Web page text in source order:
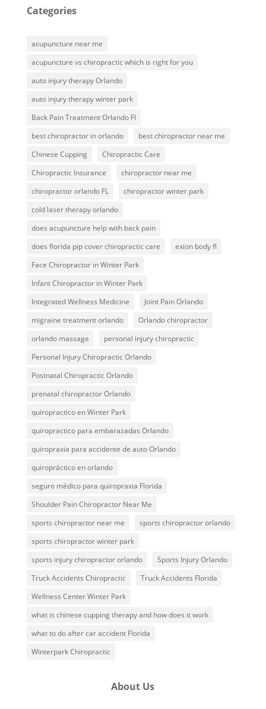
Categories
acupuncture near me
acupuncture vs chiropractic which is right for you
auto injury therapy Orlando
auto injury therapy winter park
Back Pain Treatment Orlando Fl
best chiropractor in orlando
best chiropractor near me
Chinese Cupping
Chiropractic Care
Chiropractic Insurance
chiropractor near me
chiropractor orlando FL
chiropractor winter park
cold laser therapy orlando
does acupuncture help with back pain
does florida pip cover chiropractic care
exion body fl
Face Chiropractor in Winter Park
Infant Chiropractor in Winter Park
Integrated Wellness Medicine
Joint Pain Orlando
migraine treatment orlando
Orlando chiropractor
orlando massage
personal injury chiropractic
Personal Injury Chiropractic Orlando
Postnatal Chiropractic Orlando
prenatal chiropractor Orlando
quiropractico en Winter Park
quiropractico para embarazadas Orlando
quiropraxia para accidente de auto Orlando
quiropráctico en orlando
seguro médico para quiropraxia Florida
Shoulder Pain Chiropractor Near Me
sports chiropractor near me
sports chiropractor orlando
sports chiropractor winter park
sports injury chiropractor orlando
Sports Injury Orlando
Truck Accidents Chiropractic
Truck Accidents Florida
Wellness Center Winter Park
what is chinese cupping therapy and how does it work
what to do after car accident Florida
Winterpark Chiropractic
About Us